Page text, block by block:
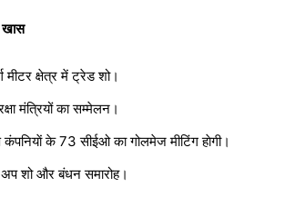
खास
मीटर क्षेत्र में ट्रेड शो।
मंत्रियों का सम्मेलन।
कंपनियाें के 73 सीईओ का गोलमेज मीटिंग हाेगी।
शो और बंधन समारोह।